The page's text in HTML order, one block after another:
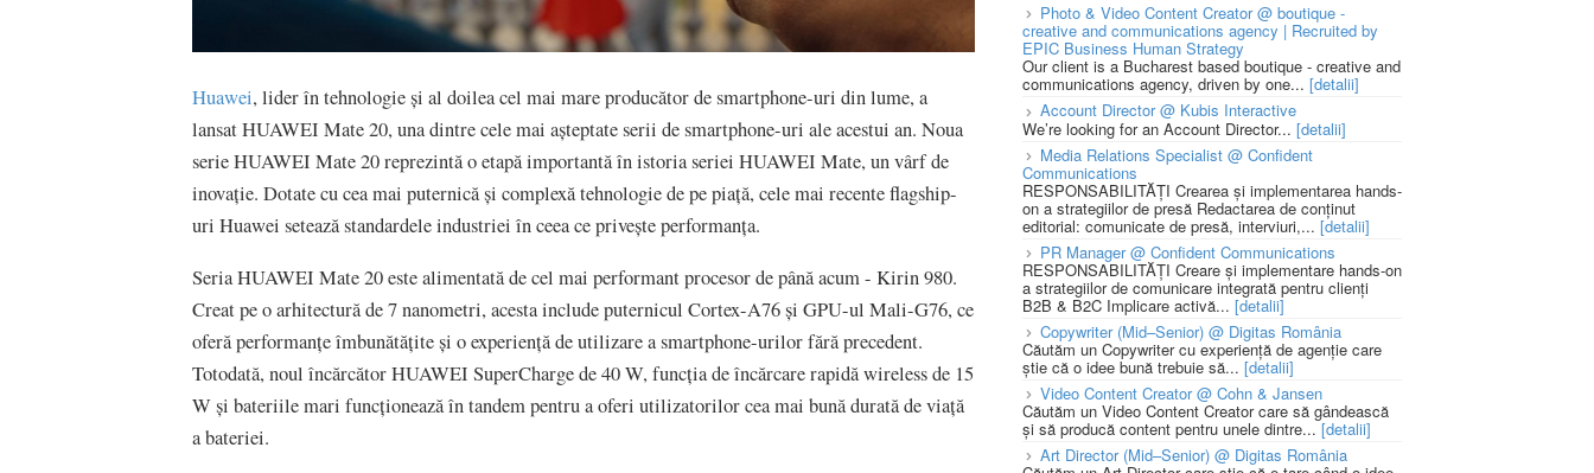
Huawei, lider în tehnologie și al doilea cel mai mare producător de smartphone-uri din lume, a
lansat HUAWEI Mate 20, una dintre cele mai așteptate serii de smartphone-uri ale acestui an. Noua
serie HUAWEI Mate 20 reprezintă o etapă importantă în istoria seriei HUAWEI Mate, un vârf de
inovație. Dotate cu cea mai puternică și complexă tehnologie de pe piață, cele mai recente flagship-
uri Huawei setează standardele industriei în ceea ce privește performanța.
Seria HUAWEI Mate 20 este alimentată de cel mai performant procesor de până acum - Kirin 980.
Creat pe o arhitectură de 7 nanometri, acesta include puternicul Cortex-A76 și GPU-ul Mali-G76, ce
oferă performanțe îmbunătățite și o experiență de utilizare a smartphone-urilor fără precedent.
Totodată, noul încărcător HUAWEI SuperCharge de 40 W, funcția de încărcare rapidă wireless de 15
W și bateriile mari funcționează în tandem pentru a oferi utilizatorilor cea mai bună durată de viață
a bateriei.
Photo & Video Content Creator @ boutique -
creative and communications agency | Recruited by
EPIC Business Human Strategy
Our client is a Bucharest based boutique - creative and
communications agency, driven by one... [detalii]
Account Director @ Kubis Interactive
We’re looking for an Account Director... [detalii]
Media Relations Specialist @ Confident
Communications
RESPONSABILITĂȚI Crearea și implementarea hands-
on a strategiilor de presă Redactarea de conținut
editorial: comunicate de presă, interviuri,... [detalii]
PR Manager @ Confident Communications
RESPONSABILITĂȚI Creare și implementare hands-on
a strategiilor de comunicare integrată pentru clienți
B2B & B2C Implicare activă... [detalii]
Copywriter (Mid–Senior) @ Digitas România
Căutăm un Copywriter cu experiență de agenție care
știe că o idee bună trebuie să... [detalii]
Video Content Creator @ Cohn & Jansen
Căutăm un Video Content Creator care să gândească
și să producă content pentru unele dintre...[detalii]
Art Director (Mid–Senior) @ Digitas România